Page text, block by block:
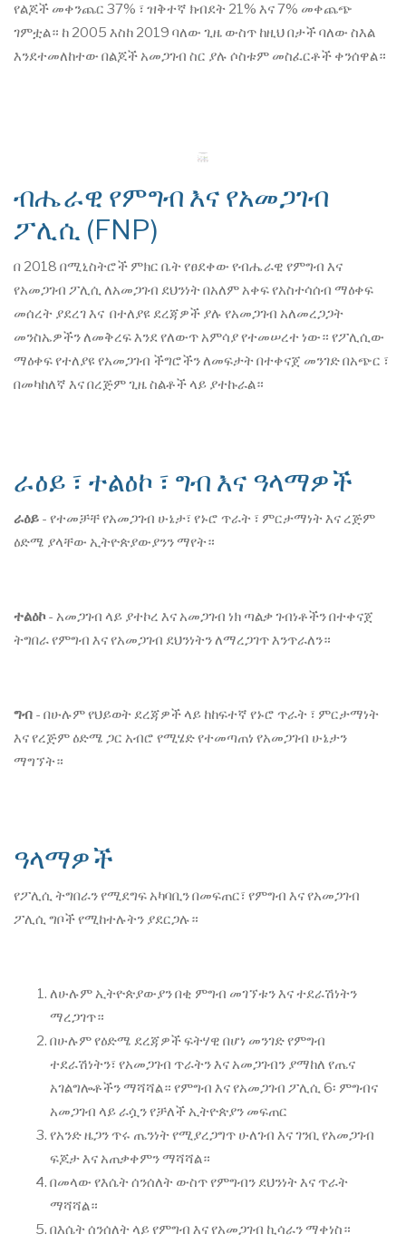
የልጆች መቀንጨር 37% ፣ ዝቅተኛ ክብደት 21% እና 7% መቀጨጭ
ገምቷል። ከ 2005 እስከ 2019 ባለው ጊዜ ውስጥ ከዚህ በታች ባለው ስእል
እንደተመለከተው በልጆች አመጋገብ ስር ያሉ ሶስቱም መስፈርቶች ቀንሰዋል።
ብሔራዊ የምግብ እና የአመጋገብ
ፖሊሲ (FNP)
በ 2018 በሚኒስትሮች ምክር ቤት የፀደቀው የብሔራዊ የምግብ እና
የአመጋገብ ፖሊሲ ለአመጋገብ ደህንነት በአለም አቀፍ የአስተሳሰብ ማዕቀፍ
መሰረት ያደረገ እና በተለያዩ ደረጃዎች ያሉ የአመጋገብ አለመረጋጋት
መንስኤዎችን ለመቅረፍ እንደ የለውጥ አምሳያ የተመሠረተ ነው። የፖሊሲው
ማዕቀፍ የተለያዩ የአመጋገብ ችግሮችን ለመፍታት በተቀናጀ መንገድ በአጭር ፣
በመካከለኛ እና በረጅም ጊዜ ስልቶች ላይ ያተኩራል።
ራዕይ ፣ ተልዕኮ ፣ ግብ እና ዓላማዎች
ራዕይ - የተመቻቸ የአመጋገብ ሁኔታ፣ የኑሮ ጥራት ፣ ምርታማነት እና ረጅም
ዕድሜ ያላቸው ኢትዮጵያውያንን ማየት።
ተልዕኮ- አመጋገብ ላይ ያተኮረ እና አመጋገብ ነክ ጣልቃ ገብነቶችን በተቀናጀ
ትግበራ የምግብ እና የአመጋገብ ደህንነትን ለማረጋገጥ እንጥራለን።
ግብ - በሁሉም የህይወት ደረጃዎች ላይ ከከፍተኛ የኑሮ ጥራት ፣ ምርታማነት
እና የረጅም ዕድሜ ጋር አብሮ የሚሄድ የተመጣጠነ የአመጋገብ ሁኔታን
ማግኘት።
ዓላማዎች
የፖሊሲ ትግበራን የሚደግፍ አካባቢን በመፍጠር፣ የምግብ እና የአመጋገብ
ፖሊሲ ​​ግቦች የሚከተሉትን ያደርጋሉ።
ለሁሉም ኢትዮጵያውያን በቂ ምግብ መገኘቱን እና ተደራሽነትን
ማረጋገጥ።
በሁሉም የዕድሜ ደረጃዎች ፍትሃዊ በሆነ መንገድ የምግብ
ተደራሽነትን፣ የአመጋገብ ጥራትን እና አመጋገብን ያማከለ የጤና
አገልግሎቶችን ማሻሻል። የምግብ እና የአመጋገብ ፖሊሲ ​​6፡ ምግብና
አመጋገብ ላይ ራሷን የቻለች ኢትዮጵያን መፍጠር
የአንድ ዜጋን ጥሩ ጤንነት የሚያረጋግጥ ሁለገብ እና ገንቢ የአመጋገብ
ፍጆታ እና አጠቃቀምን ማሻሻል።
በመላው የእሴት ሰንሰለት ውስጥ የምግብን ደህንነት እና ጥራት
ማሻሻል።
በእሴት ሰንሰለት ላይ የምግብ እና የአመጋገብ ኪሳራን ማቀነስ።